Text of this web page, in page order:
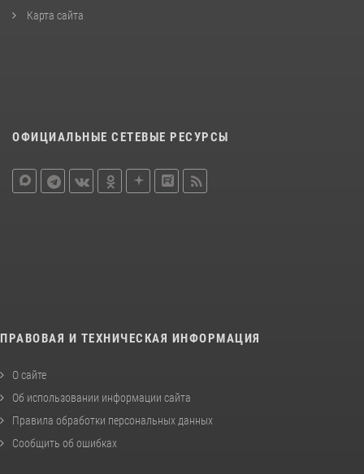
Карта сайта
ОФИЦИАЛЬНЫЕ СЕТЕВЫЕ РЕСУРСЫ
ПРАВОВАЯ И ТЕХНИЧЕСКАЯ ИНФОРМАЦИЯ
О сайте
Об использовании информации сайта
Правила обработки персональных данных
Сообщить об ошибках